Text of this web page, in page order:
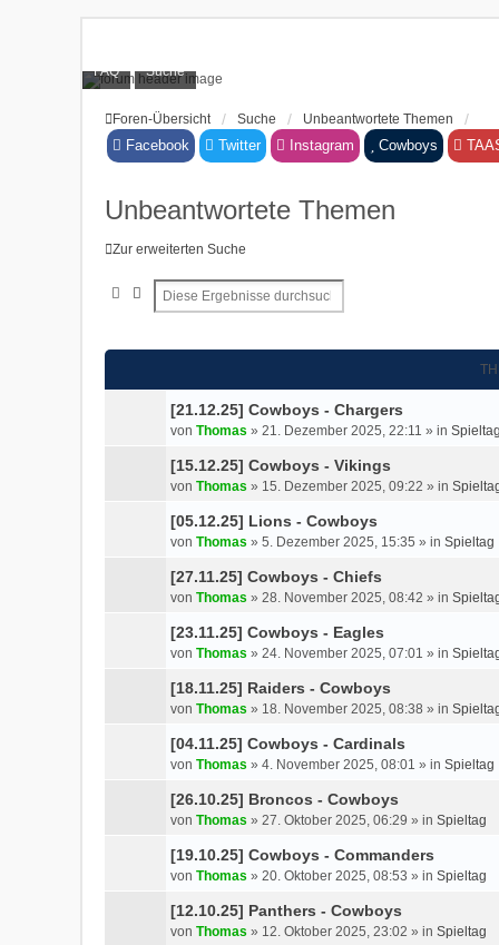
FAQ Suche
Foren-Übersicht Suche Unbeantwortete Themen
Facebook Twitter Instagram Cowboys
Unbeantwortete Themen
Zur erweiterten Suche
SucheErweiterte Suche
[21.12.25] Cowboys - Chargers
von Thomas » 21. Dezember 2025, 22:11 » in Spieltag
[15.12.25] Cowboys - Vikings
von Thomas » 15. Dezember 2025, 09:22 » in
[05.12.25] Lions - Cowboys
von Thomas » 5. Dezember 2025, 15:35 » in Spieltag
[27.11.25] Cowboys - Chiefs
von Thomas » 28. November 2025, 08:42 » in
[23.11.25] Cowboys - Eagles
von Thomas » 24. November 2025, 07:01 » in
[18.11.25] Raiders - Cowboys
von Thomas » 18. November 2025, 08:38 » in
[04.11.25] Cowboys - Cardinals
von Thomas » 4. November 2025, 08:01 » in Spieltag
[26.10.25] Broncos - Cowboys
von Thomas » 27. Oktober 2025, 06:29 » in Spieltag
[19.10.25] Cowboys - Commanders
von Thomas » 20. Oktober 2025, 08:53 » in Spieltag
[12.10.25] Panthers - Cowboys
von Thomas » 12. Oktober 2025, 23:02 » in Spieltag